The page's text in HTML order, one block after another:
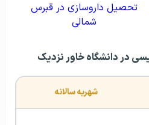
تحصیل داروسازی در قبرس
شمالی
در دانشگاه خاور نزدیک
شهریه سالانه